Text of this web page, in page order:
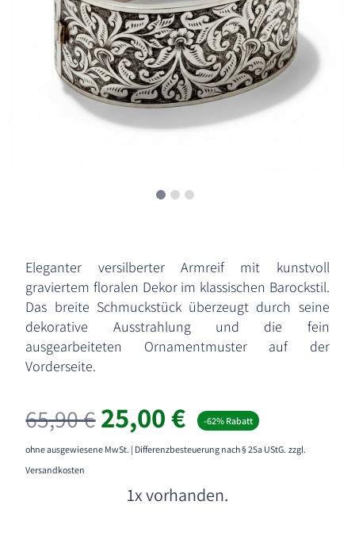
Eleganter versilberter Armreif mit kunstvoll
graviertem floralen Dekor im klassischen Barockstil.
Das breite Schmuckstück überzeugt durch seine
dekorative Ausstrahlung und die fein
ausgearbeiteten Ornamentmuster auf der
Vorderseite.
65,90€Ursprünglicher
Preis
war:
25,00€Aktueller
Preis
ist:
-62% Rabatt
ohne ausgewiesene MwSt. | Differenzbesteuerung nach § 25a UStG. zzgl.
Versandkosten
1x vorhanden.